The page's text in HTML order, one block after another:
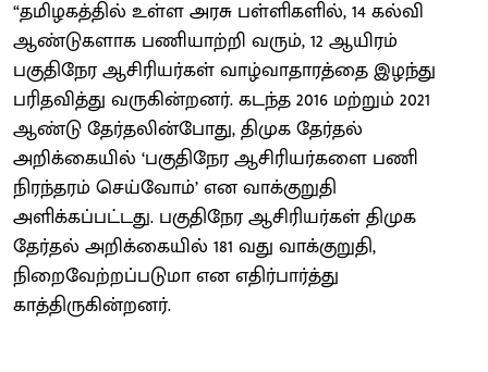
“தமிழகத்தில் உள்ள அரசு பள்ளிகளில், 14 கல்வி
ஆண்டுகளாக பணியாற்றி வரும், 12 ஆயிரம்
பகுதிநேர ஆசிரியர்கள் வாழ்வாதாரத்தை இழந்து
பரிதவித்து வருகின்றனர். கடந்த 2016 மற்றும் 2021
ஆண்டு தேர்தலின்போது, திமுக தேர்தல்
அறிக்கையில் ‘பகுதிநேர ஆசிரியர்களை பணி
நிரந்தரம் செய்வோம்’ என வாக்குறுதி
அளிக்கப்பட்டது. பகுதிநேர ஆசிரியர்கள் திமுக
தேர்தல் அறிக்கையில் 181 வது வாக்குறுதி,
நிறைவேற்றப்படுமா என எதிர்பார்த்து
காத்திருகின்றனர்.